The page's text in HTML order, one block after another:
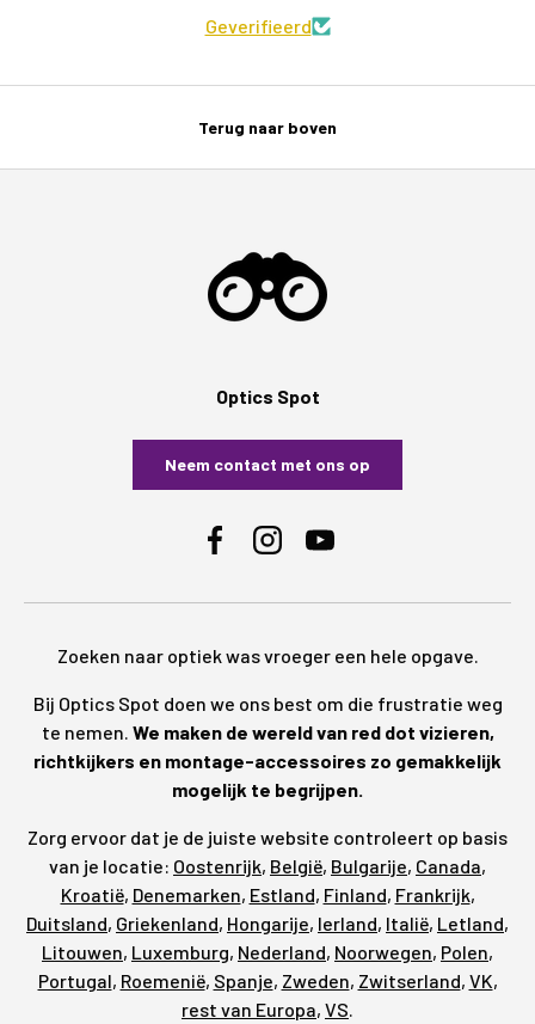
Geverifieerd
Terug naar boven
Optics Spot
Neem contact met ons op
FacebookInstagramYouTube
Zoeken naar optiek was vroeger een hele opgave.
Bij Optics Spot doen we ons best om die frustratie weg
te nemen. We maken de wereld van red dot vizieren,
richtkijkers en montage-accessoires zo gemakkelijk
mogelijk te begrijpen.
Zorg ervoor dat je de juiste website controleert op basis
van je locatie: Oostenrijk, België, Bulgarije, Canada,
Kroatië, Denemarken, Estland, Finland, Frankrijk,
Duitsland, Griekenland, Hongarije, Ierland, Italië, Letland,
Litouwen, Luxemburg, Nederland, Noorwegen, Polen,
Portugal, Roemenië, Spanje, Zweden, Zwitserland, VK,
rest van Europa, VS